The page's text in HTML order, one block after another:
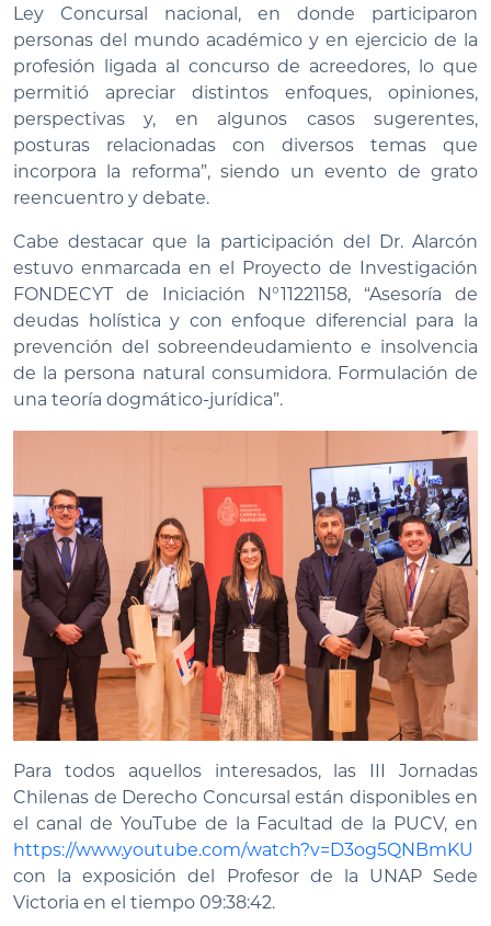
Ley Concursal nacional, en donde participaron
personas del mundo académico y en ejercicio de la
profesión ligada al concurso de acreedores, lo que
permitió apreciar distintos enfoques, opiniones,
perspectivas y, en algunos casos sugerentes,
posturas relacionadas con diversos temas que
incorpora la reforma”, siendo un evento de grato
reencuentro y debate.
Cabe destacar que la participación del Dr. Alarcón
estuvo enmarcada en el Proyecto de Investigación
FONDECYT de Iniciación N°11221158, “Asesoría de
deudas holística y con enfoque diferencial para la
prevención del sobreendeudamiento e insolvencia
de la persona natural consumidora. Formulación de
una teoría dogmático-jurídica”.
Para todos aquellos interesados, las III Jornadas
Chilenas de Derecho Concursal están disponibles en
el canal de YouTube de la Facultad de la PUCV, en
https://www.youtube.com/watch?v=D3og5QNBmKU
con la exposición del Profesor de la UNAP Sede
Victoria en el tiempo 09:38:42.